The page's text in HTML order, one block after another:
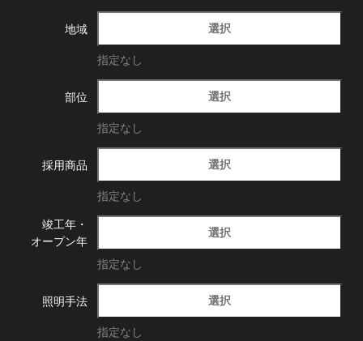
地域 選択
指定なし
部位 選択
指定なし
採用商品 選択
指定なし
竣工年・
オープン年
選択
指定なし
照明手法 選択
指定なし